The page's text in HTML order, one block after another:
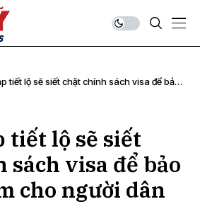
tiết lộ sẽ siết chặt chính sách visa để bảo
tiết lộ sẽ siết
sách visa để bảo
cho người dân